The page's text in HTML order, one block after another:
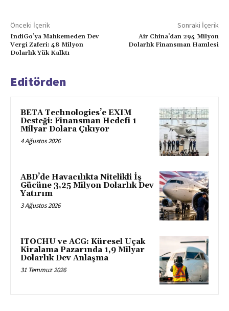
Önceki İçerik
IndiGo’ya Mahkemeden Dev
Vergi Zaferi: 48 Milyon
Dolarlık Yük Kalktı
Sonraki İçerik
Air China’dan 294 Milyon
Dolarlık Finansman Hamlesi
Editörden
BETA Technologies’e EXIM
Desteği: Finansman Hedefi 1
Milyar Dolara Çıkıyor
4 Ağustos 2026
ABD’de Havacılıkta Nitelikli İş
Gücüne 3,25 Milyon Dolarlık Dev
Yatırım
3 Ağustos 2026
ITOCHU ve ACG: Küresel Uçak
Kiralama Pazarında 1,9 Milyar
Dolarlık Dev Anlaşma
31 Temmuz 2026